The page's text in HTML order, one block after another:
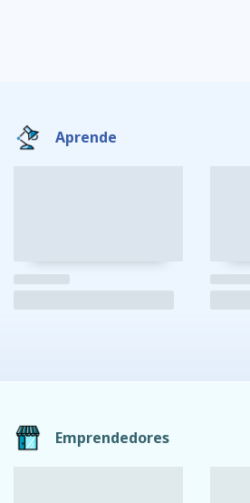
Aprende
Emprendedores